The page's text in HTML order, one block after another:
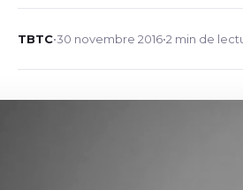
TBTC•30 novembre 2016•2 min de